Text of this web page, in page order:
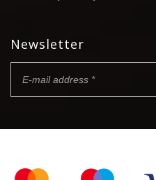
Newsletter